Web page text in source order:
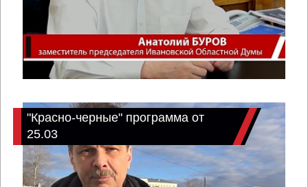
"Красно-черные" программа от
25.03